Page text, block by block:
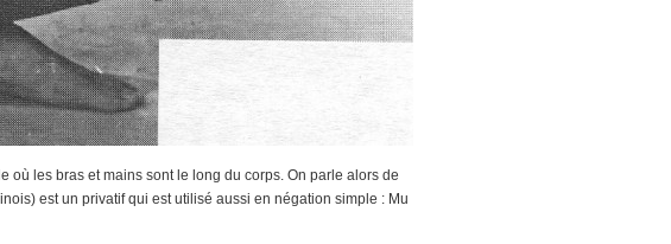
où les bras et mains sont le long du corps. On parle alors de
est un privatif qui est utilisé aussi en négation simple : Mu